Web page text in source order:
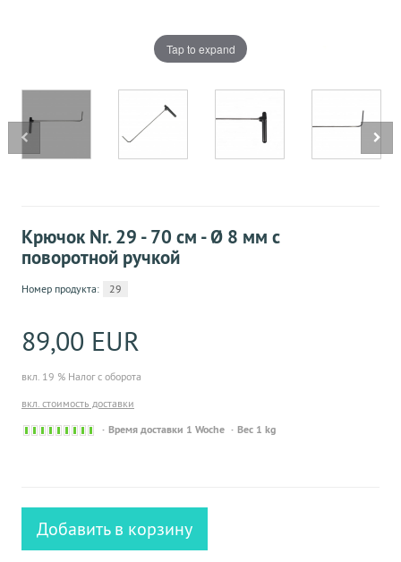
Tap to expand
Крючок Nr. 29 - 70 см - Ø 8 мм с
поворотной ручкой
Номер продукта: 29
89,00 EUR
вкл. 19 % Налог с оборота
вкл. стоимость доставки
Sofort
Время доставки 1 Woche Вес 1 kg
Добавить в корзину